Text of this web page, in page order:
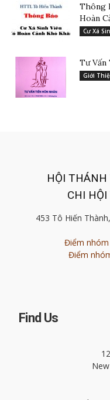
Thông
Hoàn
Cư Xá
Tư Vấn
Giới
HỘI
CHI
453 Tô Hiến
Điểm nhóm
Điểm
Find Us